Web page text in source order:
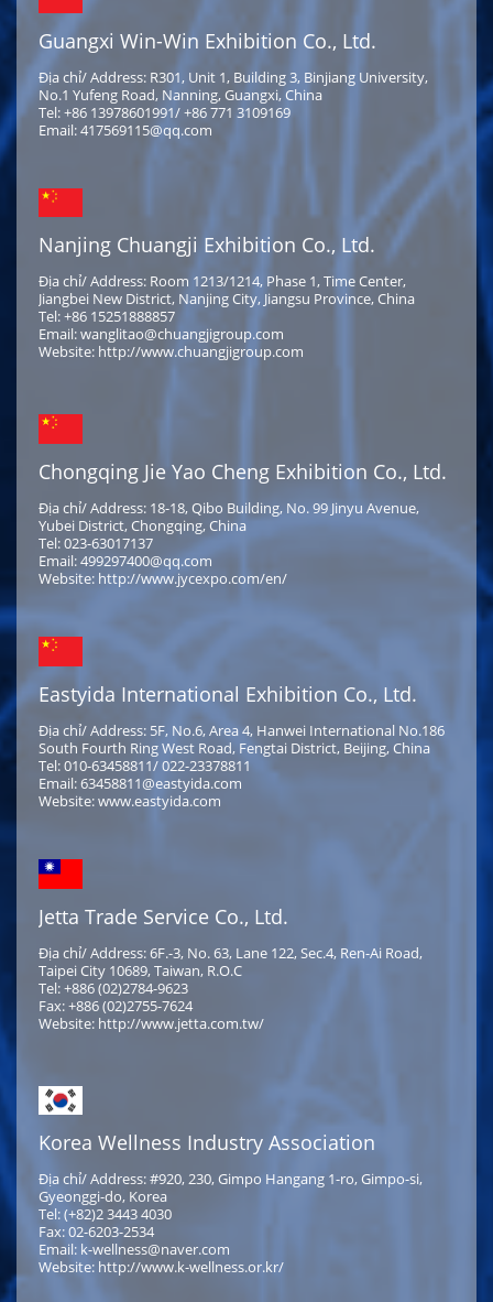
Guangxi Win-Win Exhibition Co., Ltd.
Địa chỉ/ Address: R301, Unit 1, Building 3, Binjiang University,
No.1 Yufeng Road, Nanning, Guangxi, China
Tel: +86 13978601991/ +86 771 3109169
Email: 417569115@qq.com
Nanjing Chuangji Exhibition Co., Ltd.
Địa chỉ/ Address: Room 1213/1214, Phase 1, Time Center,
Jiangbei New District, Nanjing City, Jiangsu Province, China
Tel: +86 15251888857
Email: wanglitao@chuangjigroup.com
Website: http://www.chuangjigroup.com
Chongqing Jie Yao Cheng Exhibition Co., Ltd.
Địa chỉ/ Address: 18-18, Qibo Building, No. 99 Jinyu Avenue,
Yubei District, Chongqing, China
Tel: 023-63017137
Email: 499297400@qq.com
Website: http://www.jycexpo.com/en/
Eastyida International Exhibition Co., Ltd.
Địa chỉ/ Address: 5F, No.6, Area 4, Hanwei International No.186
South Fourth Ring West Road, Fengtai District, Beijing, China
Tel: 010-63458811/ 022-23378811
Email: 63458811@eastyida.com
Website: www.eastyida.com
Jetta Trade Service Co., Ltd.
Địa chỉ/ Address: 6F.-3, No. 63, Lane 122, Sec.4, Ren-Ai Road,
Taipei City 10689, Taiwan, R.O.C
Tel: +886 (02)2784-9623
Fax: +886 (02)2755-7624
Website: http://www.jetta.com.tw/
Korea Wellness Industry Association
Địa chỉ/ Address: #920, 230, Gimpo Hangang 1-ro, Gimpo-si,
Gyeonggi-do, Korea
Tel: (+82)2 3443 4030
Fax: 02-6203-2534
Email: k-wellness@naver.com
Website: http://www.k-wellness.or.kr/